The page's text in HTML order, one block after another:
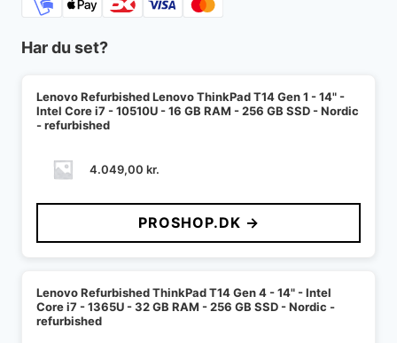
Har du set?
Lenovo Refurbished Lenovo ThinkPad T14 Gen 1 - 14" -
Intel Core i7 - 10510U - 16 GB RAM - 256 GB SSD - Nordic
- refurbished
4.049,00 kr.
PROSHOP.DK →
Lenovo Refurbished ThinkPad T14 Gen 4 - 14" - Intel
Core i7 - 1365U - 32 GB RAM - 256 GB SSD - Nordic -
refurbished